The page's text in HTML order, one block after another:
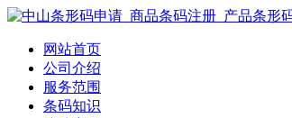
网站首页
公司介绍
服务范围
条码知识